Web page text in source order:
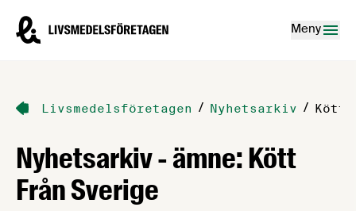
Livsmedelsföretagen – till startsidan
Meny
Livsmedelsföretagen / Nyhetsarkiv / Kött
Nyhetsarkiv - ämne: Kött
Från Sverige